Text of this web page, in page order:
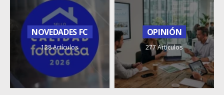
NOVEDADES FC
128 Artículos
OPINIÓN
277 Artículos